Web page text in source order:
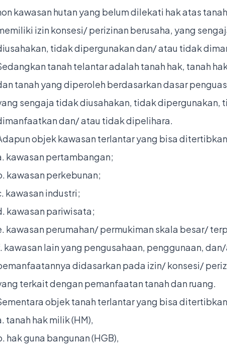
kawasan hutan yang belum dilekati hak atas
izin konsesi/ perizinan berusaha, yang
tidak dipergunakan dan/ atau tidak
tanah telantar adalah tanah hak, tanah
tanah yang diperoleh berdasarkan dasar
sengaja tidak diusahakan, tidak dipergunakan,
dan/ atau tidak dipelihara.
objek kawasan terlantar yang bisa
kawasan pertambangan;
kawasan perkebunan;
kawasan industri;
kawasan pariwisata;
kawasan perumahan/ permukiman skala besar/
kawasan lain yang pengusahaan, penggunaan,
didasarkan pada izin/ konsesi/
terkait dengan pemanfaatan tanah dan ruang.
objek tanah terlantar yang bisa
tanah hak milik (HM),
hak guna bangunan (HGB),